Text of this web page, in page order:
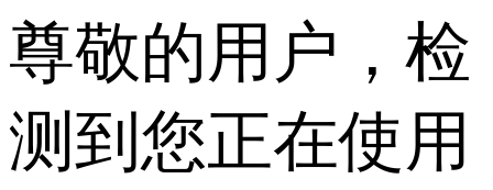
尊敬的用户，检
测到您正在使用